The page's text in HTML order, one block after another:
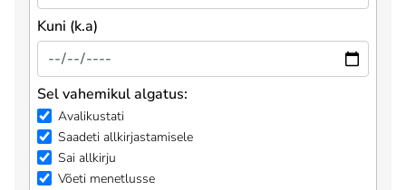
Kuni (k.a)
Sel vahemikul algatus:
Avalikustati
Saadeti allkirjastamisele
Sai allkirju
Võeti menetlusse